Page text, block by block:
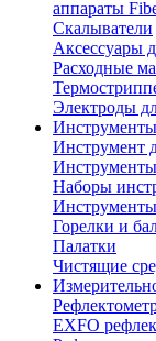
аппараты
Скалыватели
Аксессуары
Расходные
Электроды
Инструменты
Инструмент
Наборы
Горелки и
Палатки
Чистящие
EXFO